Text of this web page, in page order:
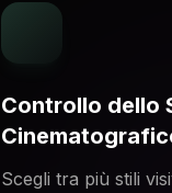
Controllo dello
Scegli tra più stili